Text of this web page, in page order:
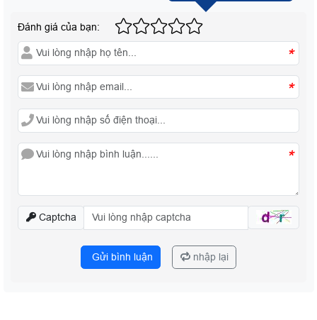
Đánh giá của bạn:
*
*
*
Captcha
Gửi bình luận nhập lại